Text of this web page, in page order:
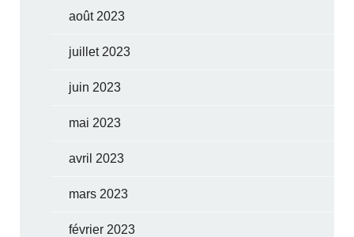
août 2023
juillet 2023
juin 2023
mai 2023
avril 2023
mars 2023
février 2023